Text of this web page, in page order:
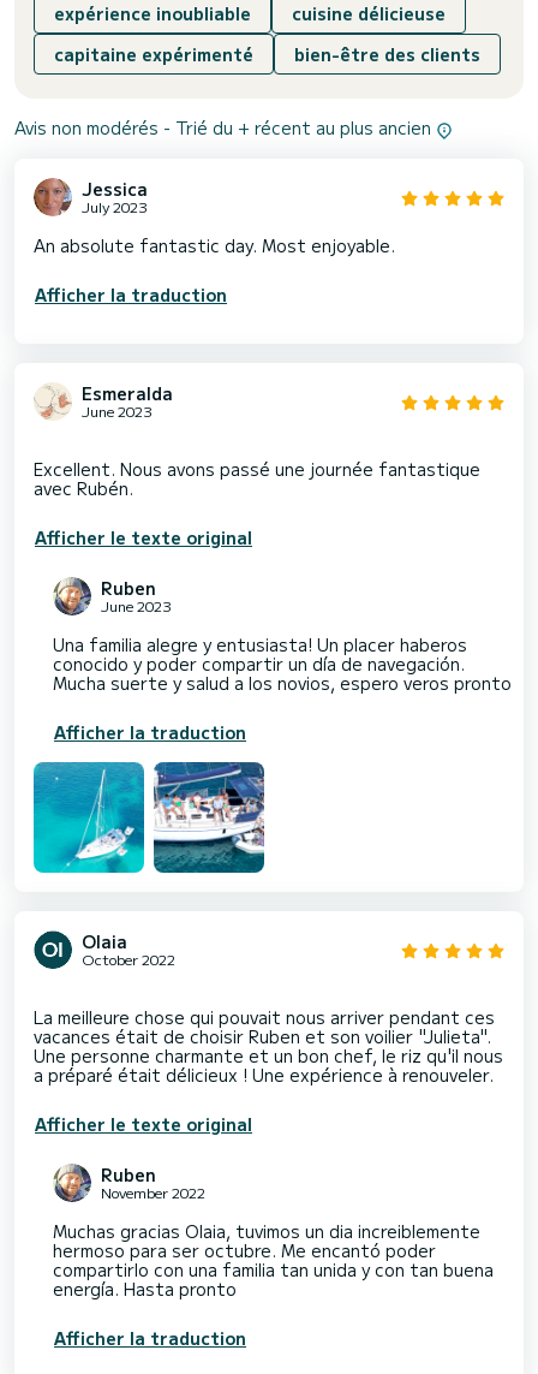
expérience inoubliable
cuisine délicieuse
capitaine expérimenté
bien-être des clients
Avis non modérés - Trié du + récent au plus ancien
Jessica
July 2023
An absolute fantastic day. Most enjoyable.
Afficher la traduction
Esmeralda
June 2023
Excellent. Nous avons passé une journée fantastique
Afficher le texte original
Ruben
June 2023
Una familia alegre y entusiasta! Un placer haberos
conocido y poder compartir un día de navegación.
Mucha suerte y salud a los novios, espero veros pronto
Afficher la traduction
Olaia
October 2022
La meilleure chose qui pouvait nous arriver pendant ces
vacances était de choisir Ruben et son voilier "Julieta".
Une personne charmante et un bon chef, le riz qu'il nous
Afficher le texte original
Ruben
November 2022
Muchas gracias Olaia, tuvimos un dia increiblemente
hermoso para ser octubre. Me encantó poder
compartirlo con una familia tan unida y con tan buena
energía. Hasta pronto
Afficher la traduction